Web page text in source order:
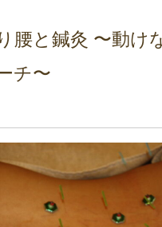
腰と鍼灸 〜動け
チ〜